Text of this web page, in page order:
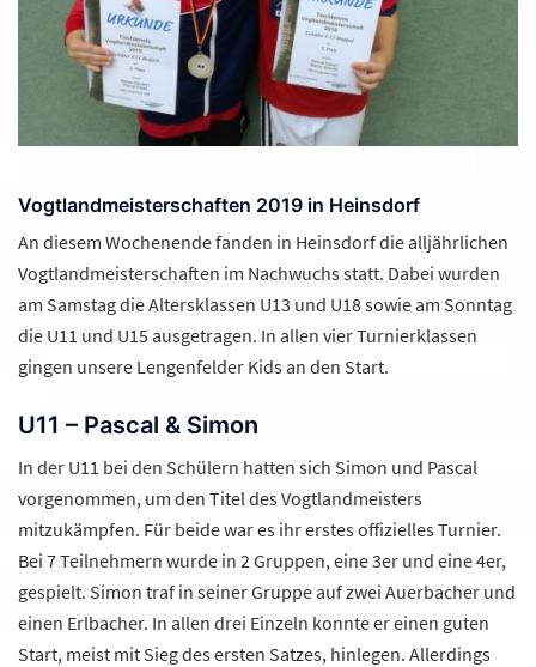
Vogtlandmeisterschaften 2019 in Heinsdorf
An diesem Wochenende fanden in Heinsdorf die alljährlichen
Vogtlandmeisterschaften im Nachwuchs statt. Dabei wurden
am Samstag die Altersklassen U13 und U18 sowie am Sonntag
die U11 und U15 ausgetragen. In allen vier Turnierklassen
gingen unsere Lengenfelder Kids an den Start.
U11 – Pascal & Simon
In der U11 bei den Schülern hatten sich Simon und Pascal
vorgenommen, um den Titel des Vogtlandmeisters
mitzukämpfen. Für beide war es ihr erstes offizielles Turnier.
Bei 7 Teilnehmern wurde in 2 Gruppen, eine 3er und eine 4er,
gespielt. Simon traf in seiner Gruppe auf zwei Auerbacher und
einen Erlbacher. In allen drei Einzeln konnte er einen guten
Start, meist mit Sieg des ersten Satzes, hinlegen. Allerdings